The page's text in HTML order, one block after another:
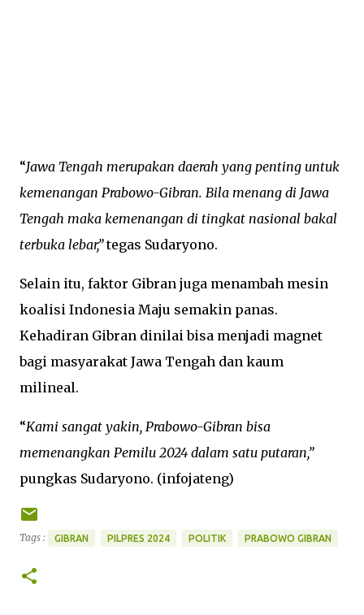
“Jawa Tengah merupakan daerah yang penting untuk
kemenangan Prabowo-Gibran. Bila menang di Jawa
Tengah maka kemenangan di tingkat nasional bakal
terbuka lebar,”tegas Sudaryono.
Selain itu, faktor Gibran juga menambah mesin
koalisi Indonesia Maju semakin panas.
Kehadiran Gibran dinilai bisa menjadi magnet
bagi masyarakat Jawa Tengah dan kaum
milineal.
“Kami sangat yakin, Prabowo-Gibran bisa
memenangkan Pemilu 2024 dalam satu putaran,”
pungkas Sudaryono. (infojateng)
Tags : GIBRAN PILPRES 2024 POLITIK PRABOWO GIBRAN